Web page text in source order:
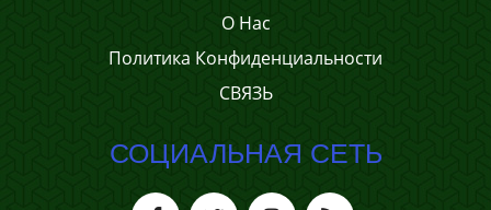
О Нас
Политика Конфиденциальности
СВЯЗЬ
СОЦИАЛЬНАЯ СЕТЬ